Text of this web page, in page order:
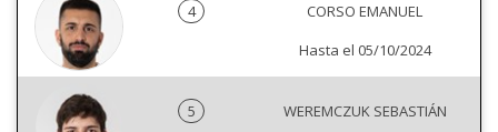
4
CORSO EMANUEL
Hasta el 05/10/2024
5
WEREMCZUK SEBASTIÁN